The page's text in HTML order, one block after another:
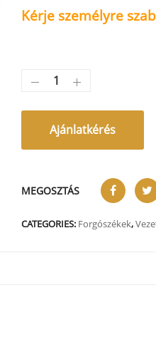
Kérje személyre
Ajánlatkérés
MEGOSZTÁS
CATEGORIES: Forgószékek,